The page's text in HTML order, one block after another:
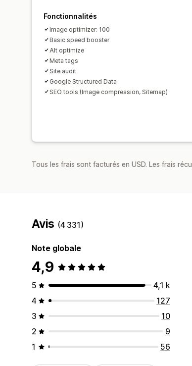
Fonctionnalités
Image optimizer: 100
Basic speed booster
Alt optimize
Meta tags
Site audit
Google Structured Data
SEO tools (Image compression, Sitemap)
Tous les frais sont facturés en USD. Les frais
Avis (4 331)
Note globale
4,9
5
4,1 k
4
127
3
10
2
9
1
56